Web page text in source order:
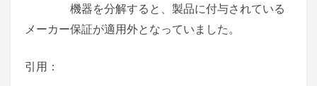
機器を分解すると、製品に付与されている
メーカー保証が適用外となっていました。
引用：